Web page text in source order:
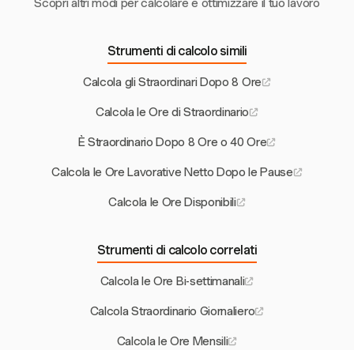
Scopri altri modi per calcolare e ottimizzare il tuo lavoro
Strumenti di calcolo simili
Calcola gli Straordinari Dopo 8 Ore
Calcola le Ore di Straordinario
È Straordinario Dopo 8 Ore o 40 Ore
Calcola le Ore Lavorative Netto Dopo le Pause
Calcola le Ore Disponibili
Strumenti di calcolo correlati
Calcola le Ore Bi-settimanali
Calcola Straordinario Giornaliero
Calcola le Ore Mensili